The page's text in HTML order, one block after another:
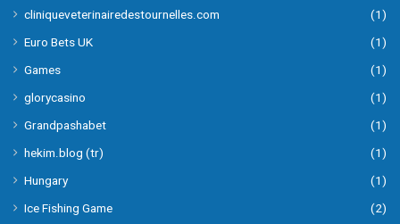
cliniqueveterinairedestournelles.com
(1)
Euro Bets UK
(1)
Games
(1)
glorycasino
(1)
Grandpashabet
(1)
hekim.blog (tr)
(1)
Hungary
(1)
Ice Fishing Game
(2)